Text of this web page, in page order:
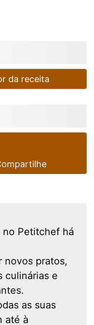
da receita
Petitchef há
novos pratos,
culinárias e
as suas
até à